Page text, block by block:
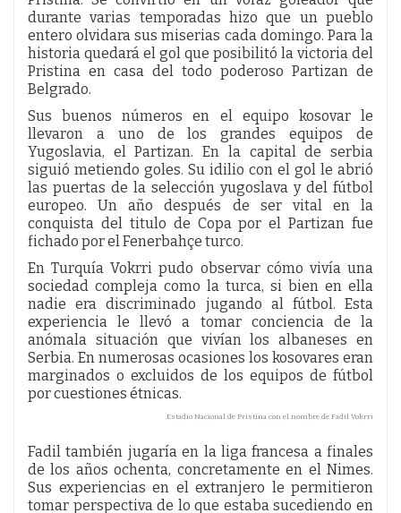
durante varias temporadas hizo que un pueblo
entero olvidara sus miserias cada domingo. Para la
historia quedará el gol que posibilitó la victoria del
Pristina en casa del todo poderoso Partizan de
Belgrado.
Sus buenos números en el equipo kosovar le
llevaron a uno de los grandes equipos de
Yugoslavia, el Partizan. En la capital de serbia
siguió metiendo goles. Su idilio con el gol le abrió
las puertas de la selección yugoslava y del fútbol
europeo. Un año después de ser vital en la
conquista del titulo de Copa por el Partizan fue
fichado por el Fenerbahçe turco.
En Turquía Vokrri pudo observar cómo vivía una
sociedad compleja como la turca, si bien en ella
nadie era discriminado jugando al fútbol. Esta
experiencia le llevó a tomar conciencia de la
anómala situación que vivían los albaneses en
Serbia. En numerosas ocasiones los kosovares eran
marginados o excluidos de los equipos de fútbol
por cuestiones étnicas.
Estadio Nacional de Pristina con el nombre de Fadil Vokrri
Fadil también jugaría en la liga francesa a finales
de los años ochenta, concretamente en el Nimes.
Sus experiencias en el extranjero le permitieron
tomar perspectiva de lo que estaba sucediendo en